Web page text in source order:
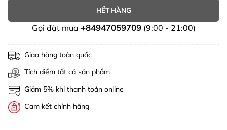
HẾT HÀNG
Gọi đặt mua +84947059709(9:00 - 21:00)
Giao hàng toàn quốc
Tích điểm tất cả sản phẩm
Giảm 5% khi thanh toán online
Cam kết chính hãng